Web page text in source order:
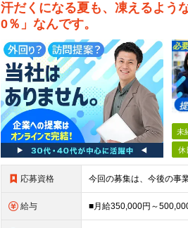
汗だくになる夏も、凍えるよう
0％」なんです。
未
休
応募資格
給与